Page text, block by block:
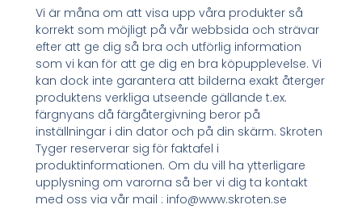
Vi är måna om att visa upp våra produkter så
korrekt som möjligt på vår webbsida och strävar
efter att ge dig så bra och utförlig information
som vi kan för att ge dig en bra köpupplevelse. Vi
kan dock inte garantera att bilderna exakt återger
produktens verkliga utseende gällande t.ex.
färgnyans då färgåtergivning beror på
inställningar i din dator och på din skärm. Skroten
Tyger reserverar sig för faktafel i
produktinformationen. Om du vill ha ytterligare
upplysning om varorna så ber vi dig ta kontakt
med oss via vår mail : info@www.skroten.se